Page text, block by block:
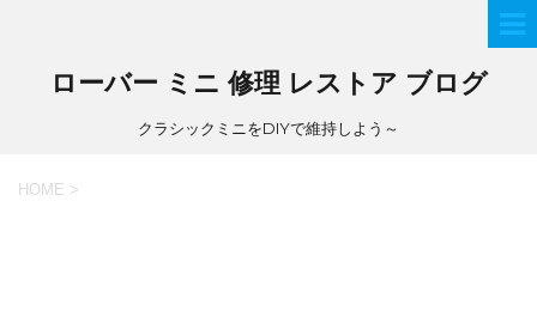
ローバー ミニ 修理 レストア ブログ
クラシックミニをDIYで維持しよう～
HOME >